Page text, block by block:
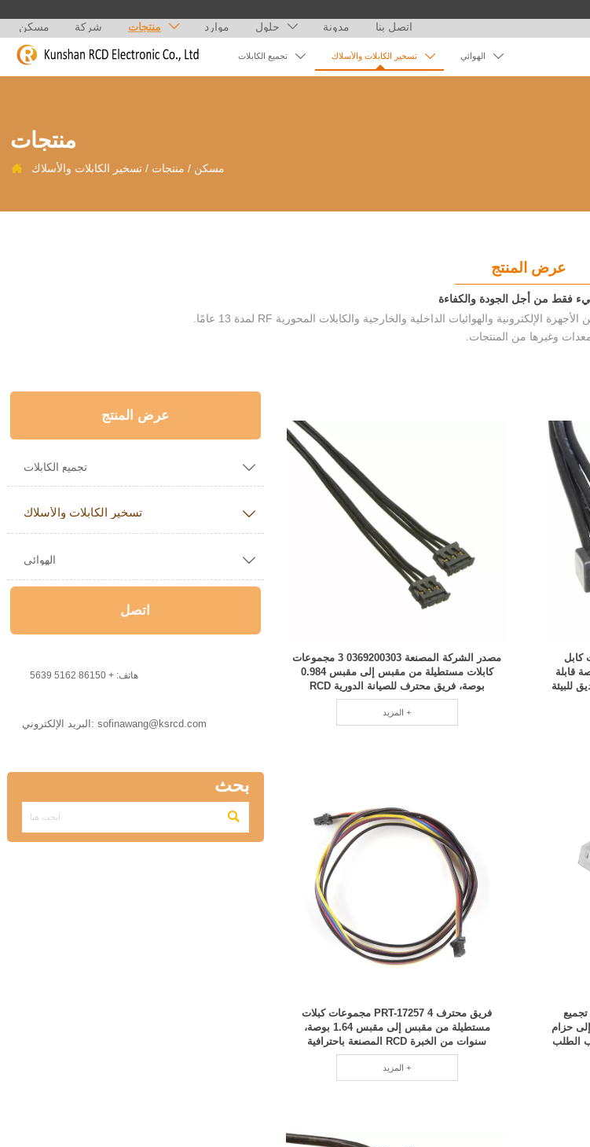
مسكن شركة منتجات  موارد حلول  مدونة اتصل بنا
تجميع الكابلات  تسخير الكابلات والأسلاك  الهوائي 
منتجات
 مسكن / منتجات / تسخير الكابلات والأسلاك
عرض المنتج
فقط من أجل الجودة والكفاءة
ركزت Kunshan ruichengda على تجميع ومعالجة وإنتاج العديد من الأجهزة الإلكترونية والهوائيات الداخلية والخارجية والكابلات المحورية RF لمدة 13 عامًا.
وغيرها من المنتجات.
عرض المنتج
تجميع الكابلات 
تسخير الكابلات والأسلاك 
الهوائي 
اتصل
هاتف: + 86150 5162 5639
البريد الإلكتروني: sofinawang@ksrcd.com
بحث

مصدر الشركة المصنعة 0369200303 3 مجموعات
كابلات مستطيلة من مقبس إلى مقبس 0.984
بوصة، فريق محترف للصيانة الدورية RCD
المزيد +
كابل
مقبس إلى مقبس 1.97 بوصة قابلة
فريق محترف PRT-17257 4 مجموعات كبلات
مستطيلة من مقبس إلى مقبس 1.64 بوصة،
سنوات من الخبرة RCD المصنعة باحترافية
المزيد +
4 كراسي تجميع
حزام
الطلب